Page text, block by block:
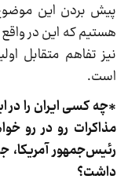
پیش بردن این
هستیم که این در
نیز تفاهم متقابل
است.
*چه کسی ایران را در
مذاکرات رو در رو
رئیس‌جمهور
داشت؟